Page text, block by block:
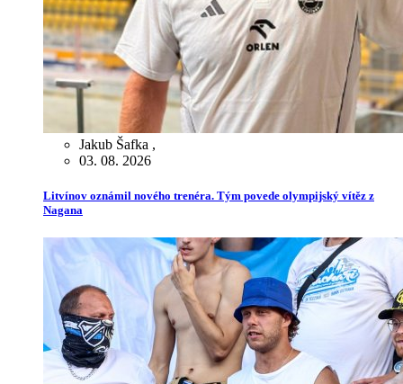
Jakub Šafka ,
03. 08. 2026
Litvínov oznámil nového trenéra. Tým povede olympijský vítěz z
Nagana